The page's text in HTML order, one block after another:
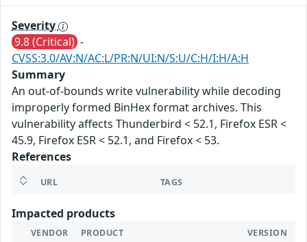
Severity
9.8 (Critical) -
CVSS:3.0/AV:N/AC:L/PR:N/UI:N/S:U/C:H/I:H/A:H
Summary
An out-of-bounds write vulnerability while decoding
improperly formed BinHex format archives. This
vulnerability affects Thunderbird < 52.1, Firefox ESR <
45.9, Firefox ESR < 52.1, and Firefox < 53.
References
URL TAGS
Impacted products
VENDOR PRODUCT VERSION